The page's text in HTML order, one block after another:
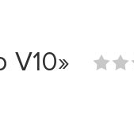
V10»